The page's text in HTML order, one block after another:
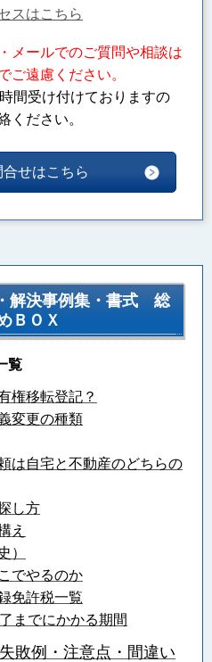
スはこちら
メールでのご質問や相談は
ご遠慮ください。
間受け付けておりますの
ください。
合せはこちら
解決事例集・書式 総
ＢＯＸ
覧
権移転登記？
変更の種類
は自宅と不動産のどちらの
し方
え
）
でやるのか
免許税一覧
までにかかる期間
敗例・注意点・間違い